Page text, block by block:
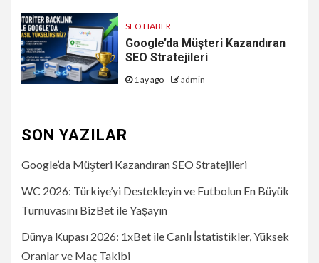
SEO HABER
Google’da Müşteri Kazandıran
SEO Stratejileri
1 ay ago admin
SON YAZILAR
Google’da Müşteri Kazandıran SEO Stratejileri
WC 2026: Türkiye’yi Destekleyin ve Futbolun En Büyük
Turnuvasını BizBet ile Yaşayın
Dünya Kupası 2026: 1xBet ile Canlı İstatistikler, Yüksek
Oranlar ve Maç Takibi